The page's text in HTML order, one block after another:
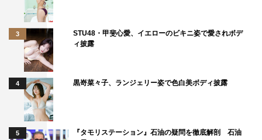
『LAPOSTA 2023』撮影：田中聖太郎
JO1の鶴房汐恩からの「コラボしたい先輩は？」という質
問には、⾕⼝太⼀が「JO1さんの（川⻄）拓実君とした
3
STU48・甲斐心愛、イエローのビキニ姿で愛されボデ
ィ披露
4 黒嵜菜々子、ランジェリー姿で色白美ボディ披露
5
『タモリステーション』石油の疑問を徹底解剖 石油